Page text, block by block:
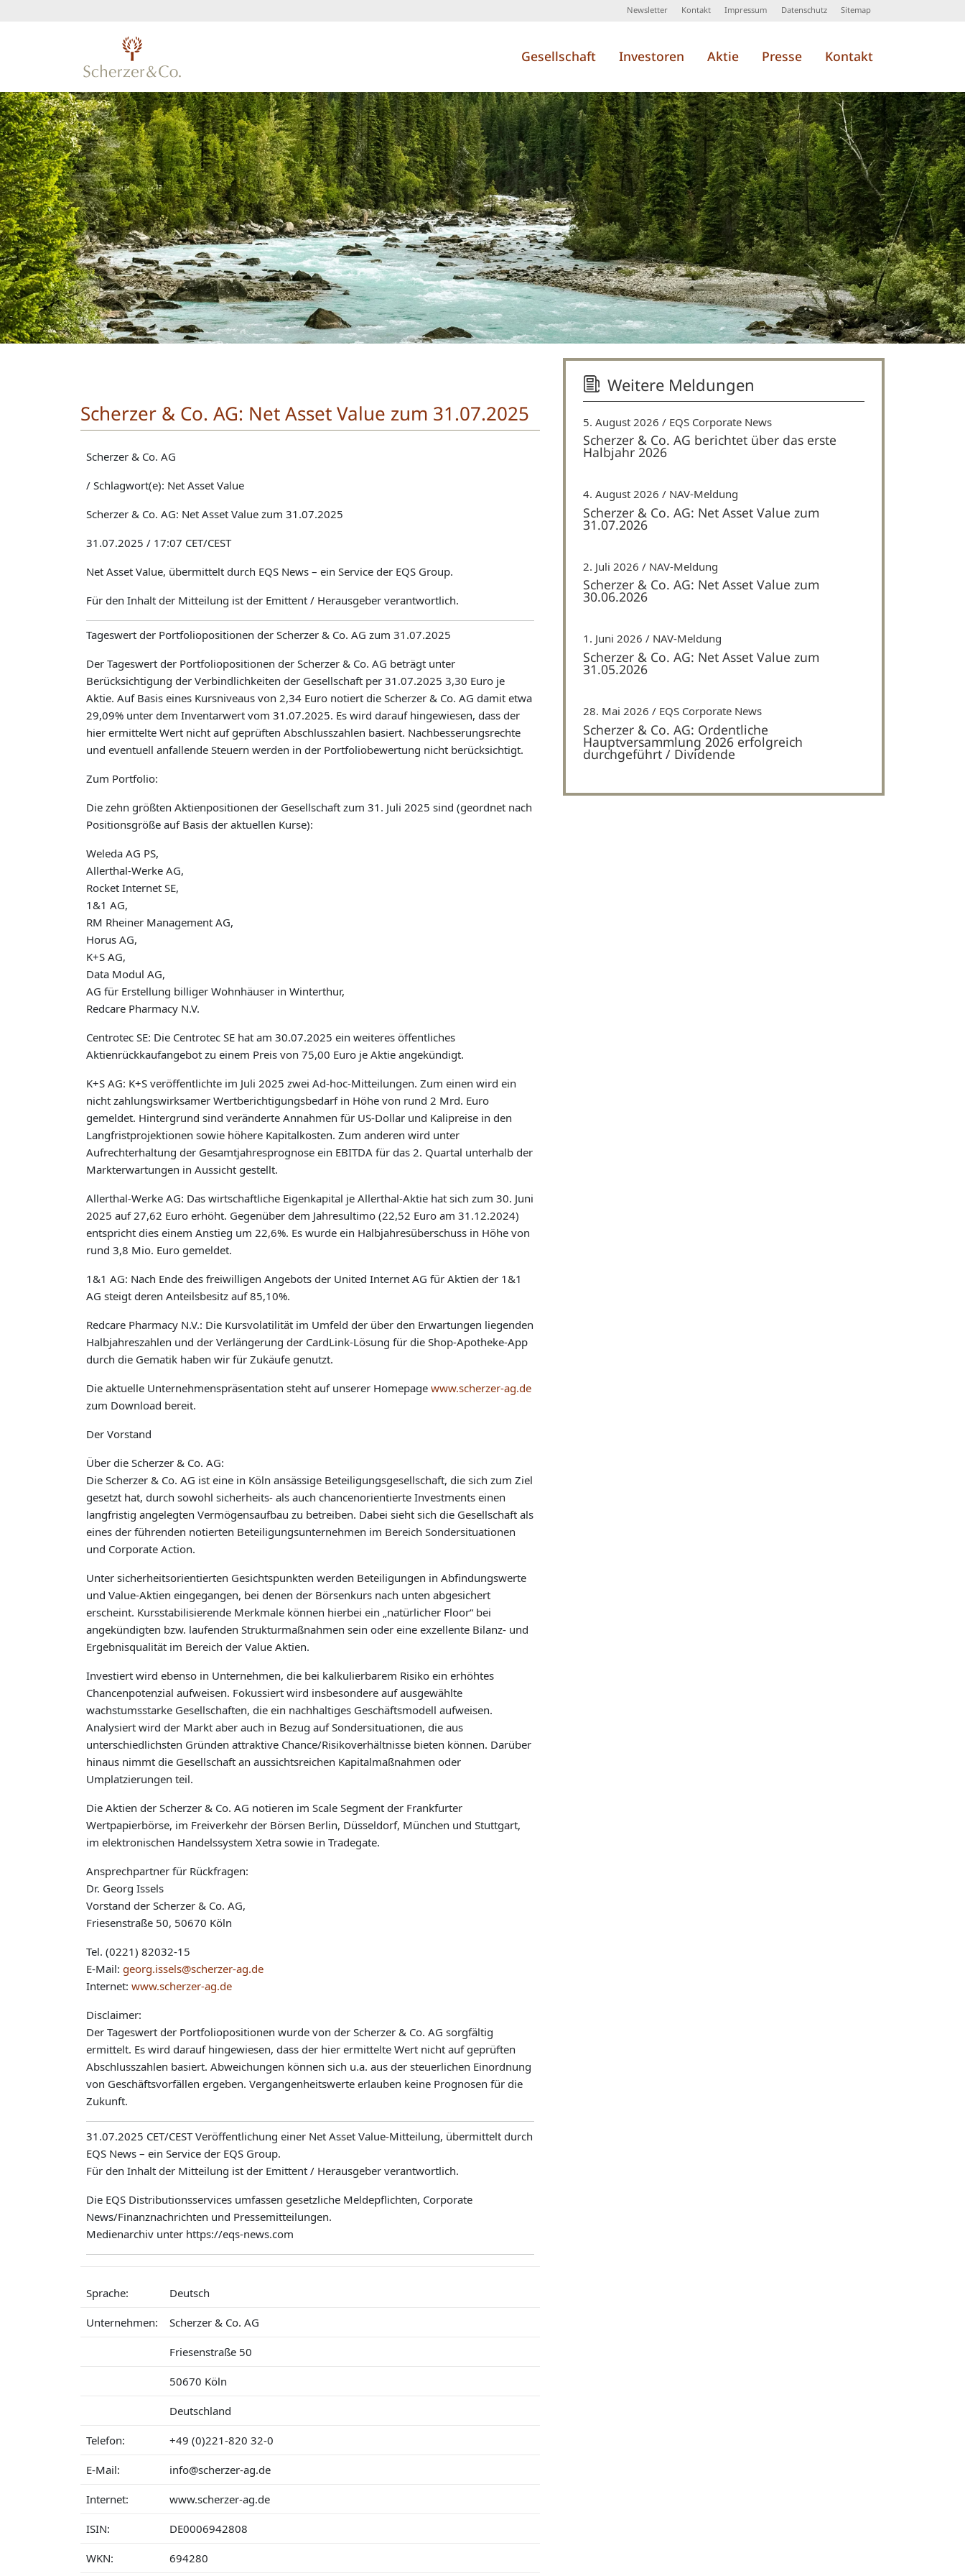
Newsletter Kontakt Impressum Datenschutz Sitemap
Gesellschaft Investoren Aktie Presse Kontakt
Scherzer & Co. AG: Net Asset Value zum 31.07.2025
Scherzer & Co. AG
/ Schlagwort(e): Net Asset Value
Scherzer & Co. AG: Net Asset Value zum 31.07.2025
31.07.2025 / 17:07 CET/CEST
Net Asset Value, übermittelt durch EQS News – ein Service der EQS Group.
Für den Inhalt der Mitteilung ist der Emittent / Herausgeber verantwortlich.
Tageswert der Portfoliopositionen der Scherzer & Co. AG zum 31.07.2025
Der Tageswert der Portfoliopositionen der Scherzer & Co. AG beträgt unter
Berücksichtigung der Verbindlichkeiten der Gesellschaft per 31.07.2025 3,30 Euro je
Aktie. Auf Basis eines Kursniveaus von 2,34 Euro notiert die Scherzer & Co. AG damit etwa
29,09% unter dem Inventarwert vom 31.07.2025. Es wird darauf hingewiesen, dass der
hier ermittelte Wert nicht auf geprüften Abschlusszahlen basiert. Nachbesserungsrechte
und eventuell anfallende Steuern werden in der Portfoliobewertung nicht berücksichtigt.
Zum Portfolio:
Die zehn größten Aktienpositionen der Gesellschaft zum 31. Juli 2025 sind (geordnet nach
Positionsgröße auf Basis der aktuellen Kurse):
Weleda AG PS,
Allerthal-Werke AG,
Rocket Internet SE,
1&1 AG,
RM Rheiner Management AG,
Horus AG,
K+S AG,
Data Modul AG,
AG für Erstellung billiger Wohnhäuser in Winterthur,
Redcare Pharmacy N.V.
Centrotec SE: Die Centrotec SE hat am 30.07.2025 ein weiteres öffentliches
Aktienrückkaufangebot zu einem Preis von 75,00 Euro je Aktie angekündigt.
K+S AG: K+S veröffentlichte im Juli 2025 zwei Ad-hoc-Mitteilungen. Zum einen wird ein
nicht zahlungswirksamer Wertberichtigungsbedarf in Höhe von rund 2 Mrd. Euro
gemeldet. Hintergrund sind veränderte Annahmen für US-Dollar und Kalipreise in den
Langfristprojektionen sowie höhere Kapitalkosten. Zum anderen wird unter
Aufrechterhaltung der Gesamtjahresprognose ein EBITDA für das 2. Quartal unterhalb der
Markterwartungen in Aussicht gestellt.
Allerthal-Werke AG: Das wirtschaftliche Eigenkapital je Allerthal-Aktie hat sich zum 30. Juni
2025 auf 27,62 Euro erhöht. Gegenüber dem Jahresultimo (22,52 Euro am 31.12.2024)
entspricht dies einem Anstieg um 22,6%. Es wurde ein Halbjahresüberschuss in Höhe von
rund 3,8 Mio. Euro gemeldet.
1&1 AG: Nach Ende des freiwilligen Angebots der United Internet AG für Aktien der 1&1
AG steigt deren Anteilsbesitz auf 85,10%.
Redcare Pharmacy N.V.: Die Kursvolatilität im Umfeld der über den Erwartungen liegenden
Halbjahreszahlen und der Verlängerung der CardLink-Lösung für die Shop-Apotheke-App
durch die Gematik haben wir für Zukäufe genutzt.
Die aktuelle Unternehmenspräsentation steht auf unserer Homepage www.scherzer-ag.de
zum Download bereit.
Der Vorstand
Über die Scherzer & Co. AG:
Die Scherzer & Co. AG ist eine in Köln ansässige Beteiligungsgesellschaft, die sich zum Ziel
gesetzt hat, durch sowohl sicherheits- als auch chancenorientierte Investments einen
langfristig angelegten Vermögensaufbau zu betreiben. Dabei sieht sich die Gesellschaft als
eines der führenden notierten Beteiligungsunternehmen im Bereich Sondersituationen
und Corporate Action.
Unter sicherheitsorientierten Gesichtspunkten werden Beteiligungen in Abfindungswerte
und Value-Aktien eingegangen, bei denen der Börsenkurs nach unten abgesichert
erscheint. Kursstabilisierende Merkmale können hierbei ein „natürlicher Floor“ bei
angekündigten bzw. laufenden Strukturmaßnahmen sein oder eine exzellente Bilanz- und
Ergebnisqualität im Bereich der Value Aktien.
Investiert wird ebenso in Unternehmen, die bei kalkulierbarem Risiko ein erhöhtes
Chancenpotenzial aufweisen. Fokussiert wird insbesondere auf ausgewählte
wachstumsstarke Gesellschaften, die ein nachhaltiges Geschäftsmodell aufweisen.
Analysiert wird der Markt aber auch in Bezug auf Sondersituationen, die aus
unterschiedlichsten Gründen attraktive Chance/Risikoverhältnisse bieten können. Darüber
hinaus nimmt die Gesellschaft an aussichtsreichen Kapitalmaßnahmen oder
Umplatzierungen teil.
Die Aktien der Scherzer & Co. AG notieren im Scale Segment der Frankfurter
Wertpapierbörse, im Freiverkehr der Börsen Berlin, Düsseldorf, München und Stuttgart,
im elektronischen Handelssystem Xetra sowie in Tradegate.
Ansprechpartner für Rückfragen:
Dr. Georg Issels
Vorstand der Scherzer & Co. AG,
Friesenstraße 50, 50670 Köln
Tel. (0221) 82032-15
E-Mail: georg.issels@scherzer-ag.de
Internet: www.scherzer-ag.de
Disclaimer:
Der Tageswert der Portfoliopositionen wurde von der Scherzer & Co. AG sorgfältig
ermittelt. Es wird darauf hingewiesen, dass der hier ermittelte Wert nicht auf geprüften
Abschlusszahlen basiert. Abweichungen können sich u.a. aus der steuerlichen Einordnung
von Geschäftsvorfällen ergeben. Vergangenheitswerte erlauben keine Prognosen für die
Zukunft.
31.07.2025 CET/CEST Veröffentlichung einer Net Asset Value-Mitteilung, übermittelt durch
EQS News – ein Service der EQS Group.
Für den Inhalt der Mitteilung ist der Emittent / Herausgeber verantwortlich.
Die EQS Distributionsservices umfassen gesetzliche Meldepflichten, Corporate
News/Finanznachrichten und Pressemitteilungen.
Medienarchiv unter https://eqs-news.com
Sprache: Deutsch
Unternehmen: Scherzer & Co. AG
Friesenstraße 50
50670 Köln
Deutschland
Telefon: +49 (0)221-820 32-0
E-Mail: info@scherzer-ag.de
Internet: www.scherzer-ag.de
ISIN: DE0006942808
WKN: 694280
Weitere Meldungen
5. August 2026 EQS Corporate News
Scherzer & Co. AG berichtet über das erste
Halbjahr 2026
4. August 2026 NAV-Meldung
Scherzer & Co. AG: Net Asset Value zum
31.07.2026
2. Juli 2026 NAV-Meldung
Scherzer & Co. AG: Net Asset Value zum
30.06.2026
1. Juni 2026 NAV-Meldung
Scherzer & Co. AG: Net Asset Value zum
31.05.2026
28. Mai 2026 EQS Corporate News
Scherzer & Co. AG: Ordentliche
Hauptversammlung 2026 erfolgreich
durchgeführt / Dividende